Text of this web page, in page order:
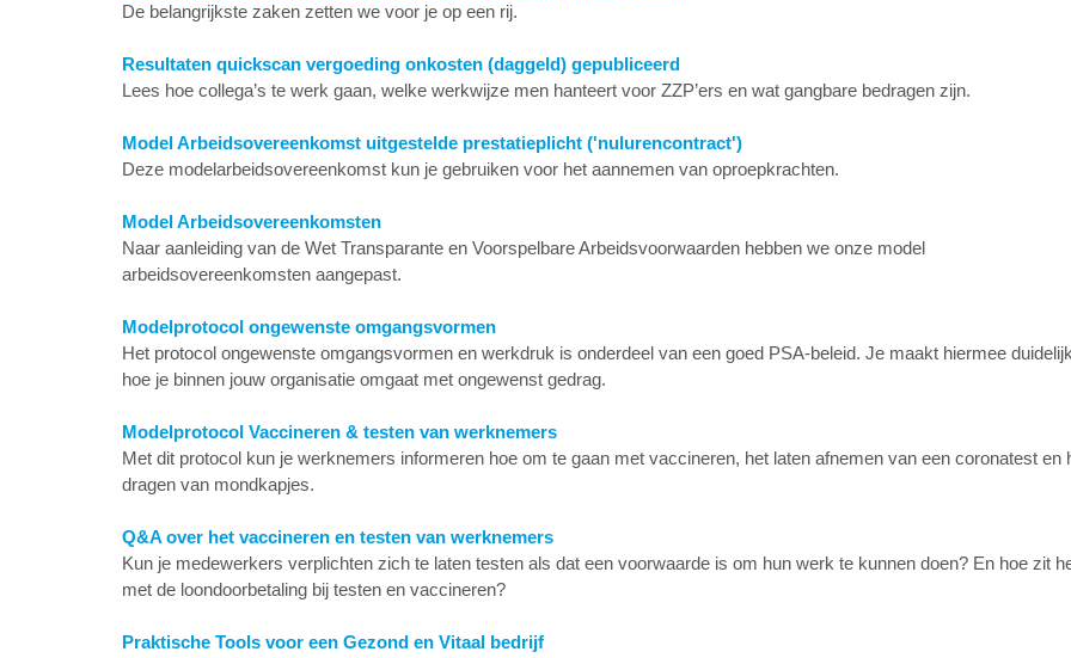
De belangrijkste zaken zetten we voor je op een rij.
Resultaten quickscan vergoeding onkosten (daggeld) gepubliceerd
Lees hoe collega’s te werk gaan, welke werkwijze men hanteert voor ZZP’ers en wat gangbare bedragen zijn.
Model Arbeidsovereenkomst uitgestelde prestatieplicht ('nulurencontract')
Deze modelarbeidsovereenkomst kun je gebruiken voor het aannemen van oproepkrachten.
Model Arbeidsovereenkomsten
Naar aanleiding van de Wet Transparante en Voorspelbare Arbeidsvoorwaarden hebben we onze model
arbeidsovereenkomsten aangepast.
Modelprotocol ongewenste omgangsvormen
Het protocol ongewenste omgangsvormen en werkdruk is onderdeel van een goed PSA-beleid. Je maakt hiermee
hoe je binnen jouw organisatie omgaat met ongewenst gedrag.
Modelprotocol Vaccineren & testen van werknemers
Met dit protocol kun je werknemers informeren hoe om te gaan met vaccineren, het laten afnemen van een coronatest en
dragen van mondkapjes.
Q&A over het vaccineren en testen van werknemers
Kun je medewerkers verplichten zich te laten testen als dat een voorwaarde is om hun werk te kunnen doen? En hoe zit
met de loondoorbetaling bij testen en vaccineren?
Praktische Tools voor een Gezond en Vitaal bedrijf